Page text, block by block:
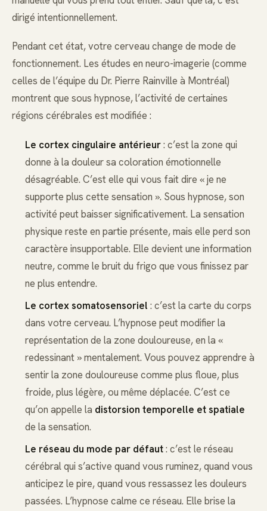
dirigé intentionnellement.
Pendant cet état, votre cerveau change de mode de
fonctionnement. Les études en neuro-imagerie (comme
celles de l’équipe du Dr. Pierre Rainville à Montréal)
montrent que sous hypnose, l’activité de certaines
régions cérébrales est modifiée :
Le cortex cingulaire antérieur: c’est la zone qui
donne à la douleur sa coloration émotionnelle
désagréable. C’est elle qui vous fait dire « je ne
supporte plus cette sensation ». Sous hypnose, son
activité peut baisser significativement. La sensation
physique reste en partie présente, mais elle perd son
caractère insupportable. Elle devient une information
neutre, comme le bruit du frigo que vous finissez par
ne plus entendre.
Le cortex somatosensoriel : c’est la carte du corps
dans votre cerveau. L’hypnose peut modifier la
représentation de la zone douloureuse, en la «
redessinant » mentalement. Vous pouvez apprendre à
sentir la zone douloureuse comme plus floue, plus
froide, plus légère, ou même déplacée. C’est ce
qu’on appelle la distorsion temporelle et spatiale
de la sensation.
Le réseau du mode par défaut: c’est le réseau
cérébral qui s’active quand vous ruminez, quand vous
anticipez le pire, quand vous ressassez les douleurs
passées. L’hypnose calme ce réseau. Elle brise la